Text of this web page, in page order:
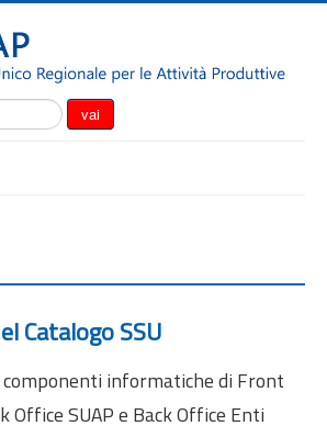
vai
Catalogo SSU
informatiche di Front
Office SUAP e Back Office Enti